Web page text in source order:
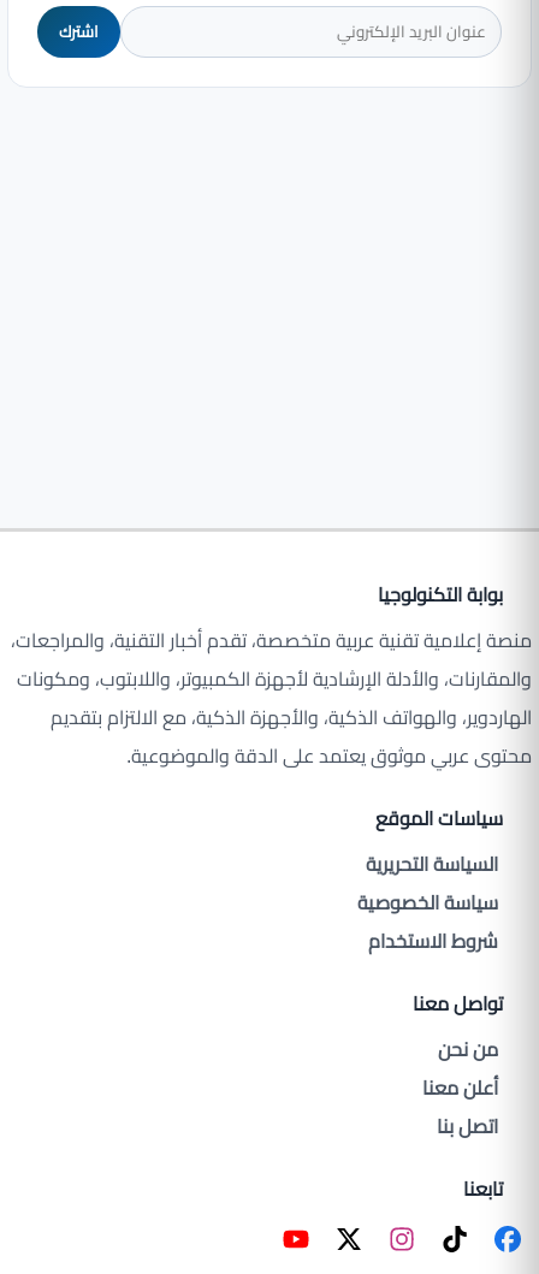
اشترك
بوابة التكنولوجيا
منصة إعلامية تقنية عربية متخصصة، تقدم أخبار التقنية، والمراجعات،
والمقارنات، والأدلة الإرشادية لأجهزة الكمبيوتر، واللابتوب، ومكونات
الهاردوير، والهواتف الذكية، والأجهزة الذكية، مع الالتزام بتقديم
محتوى عربي موثوق يعتمد على الدقة والموضوعية.
سياسات الموقع
السياسة التحريرية
سياسة الخصوصية
شروط الاستخدام
تواصل معنا
من نحن
أعلن معنا
اتصل بنا
تابعنا